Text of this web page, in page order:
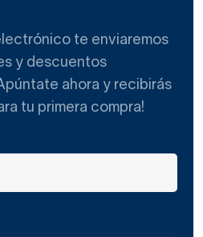
te enviaremos
y descuentos
ahora y recibirás
tu primera compra!